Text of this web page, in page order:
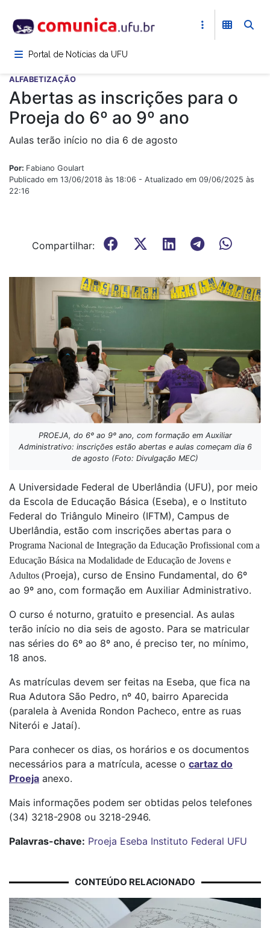
para
conteúdoPortal de Notícias da UFU
ALFABETIZAÇÃO
Abertas as inscrições para o
Proeja do 6º ao 9º ano
Aulas terão início no dia 6 de agosto
Por: Fabiano Goulart
Publicado em 13/06/2018 às 18:06 - Atualizado em 09/06/2025 às
22:16
Compartilhar:
PROEJA, do 6º ao 9º ano, com formação em Auxiliar
Administrativo: inscrições estão abertas e aulas começam dia 6
de agosto (Foto: Divulgação MEC)
A Universidade Federal de Uberlândia (UFU), por meio
da Escola de Educação Básica (Eseba), e o Instituto
Federal do Triângulo Mineiro (IFTM), Campus de
Uberlândia, estão com inscrições abertas para o
Programa Nacional de Integração da Educação Profissional com a
Educação Básica na Modalidade de Educação de Jovens e
Adultos (Proeja), curso de Ensino Fundamental, do 6º
ao 9º ano, com formação em Auxiliar Administrativo.
O curso é noturno, gratuito e presencial. As aulas
terão início no dia seis de agosto. Para se matricular
nas séries do 6º ao 8º ano, é preciso ter, no mínimo,
18 anos.
As matrículas devem ser feitas na Eseba, que fica na
Rua Adutora São Pedro, nº 40, bairro Aparecida
(paralela à Avenida Rondon Pacheco, entre as ruas
Niterói e Jataí).
Para conhecer os dias, os horários e os documentos
necessários para a matrícula, acesse o cartaz do
Proeja anexo.
Mais informações podem ser obtidas pelos telefones
(34) 3218-2908 ou 3218-2946.
Palavras-chave: Proeja Eseba Instituto Federal UFU
CONTEÚDO RELACIONADO